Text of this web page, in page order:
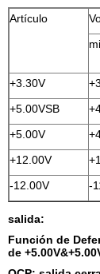
Artículo
+3.30V
+5.00VSB
+5.00V
+12.00V
-12.00V
-
salida:
Función de
de